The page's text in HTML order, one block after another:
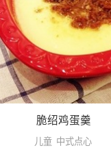
脆绍鸡蛋羹
儿童 中式点心